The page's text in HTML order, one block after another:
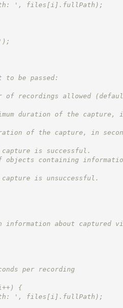
', files[i].fullPath);
to be passed:
of recordings allowed
duration of the capture,
of the capture, in
is successful.
objects containing
is unsuccessful.
about captured
per recording
{
', files[i].fullPath);